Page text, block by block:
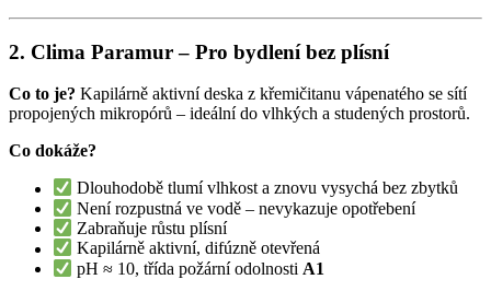
2. Clima Paramur – Pro bydlení bez plísní
Co to je? Kapilárně aktivní deska z křemičitanu vápenatého se sítí
propojených mikropórů – ideální do vlhkých a studených prostorů.
Co dokáže?
Dlouhodobě tlumí vlhkost a znovu vysychá bez zbytků
Není rozpustná ve vodě – nevykazuje opotřebení
Zabraňuje růstu plísní
Kapilárně aktivní, difúzně otevřená
pH ≈ 10, třída požární odolnosti A1